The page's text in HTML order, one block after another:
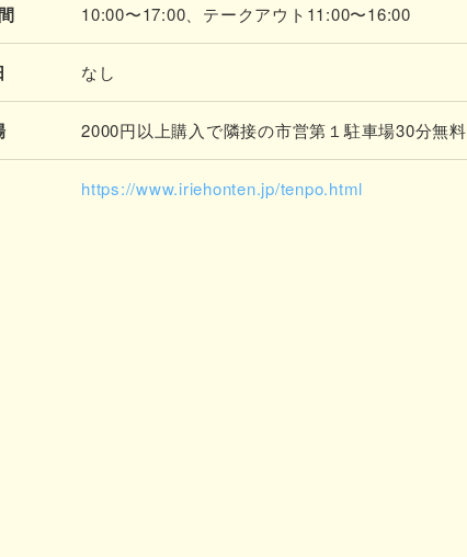
10:00〜17:00、テークアウト11:00〜16:00
なし
2000円以上購入で隣接の市営第１駐車場30分無料
https://www.iriehonten.jp/tenpo.html